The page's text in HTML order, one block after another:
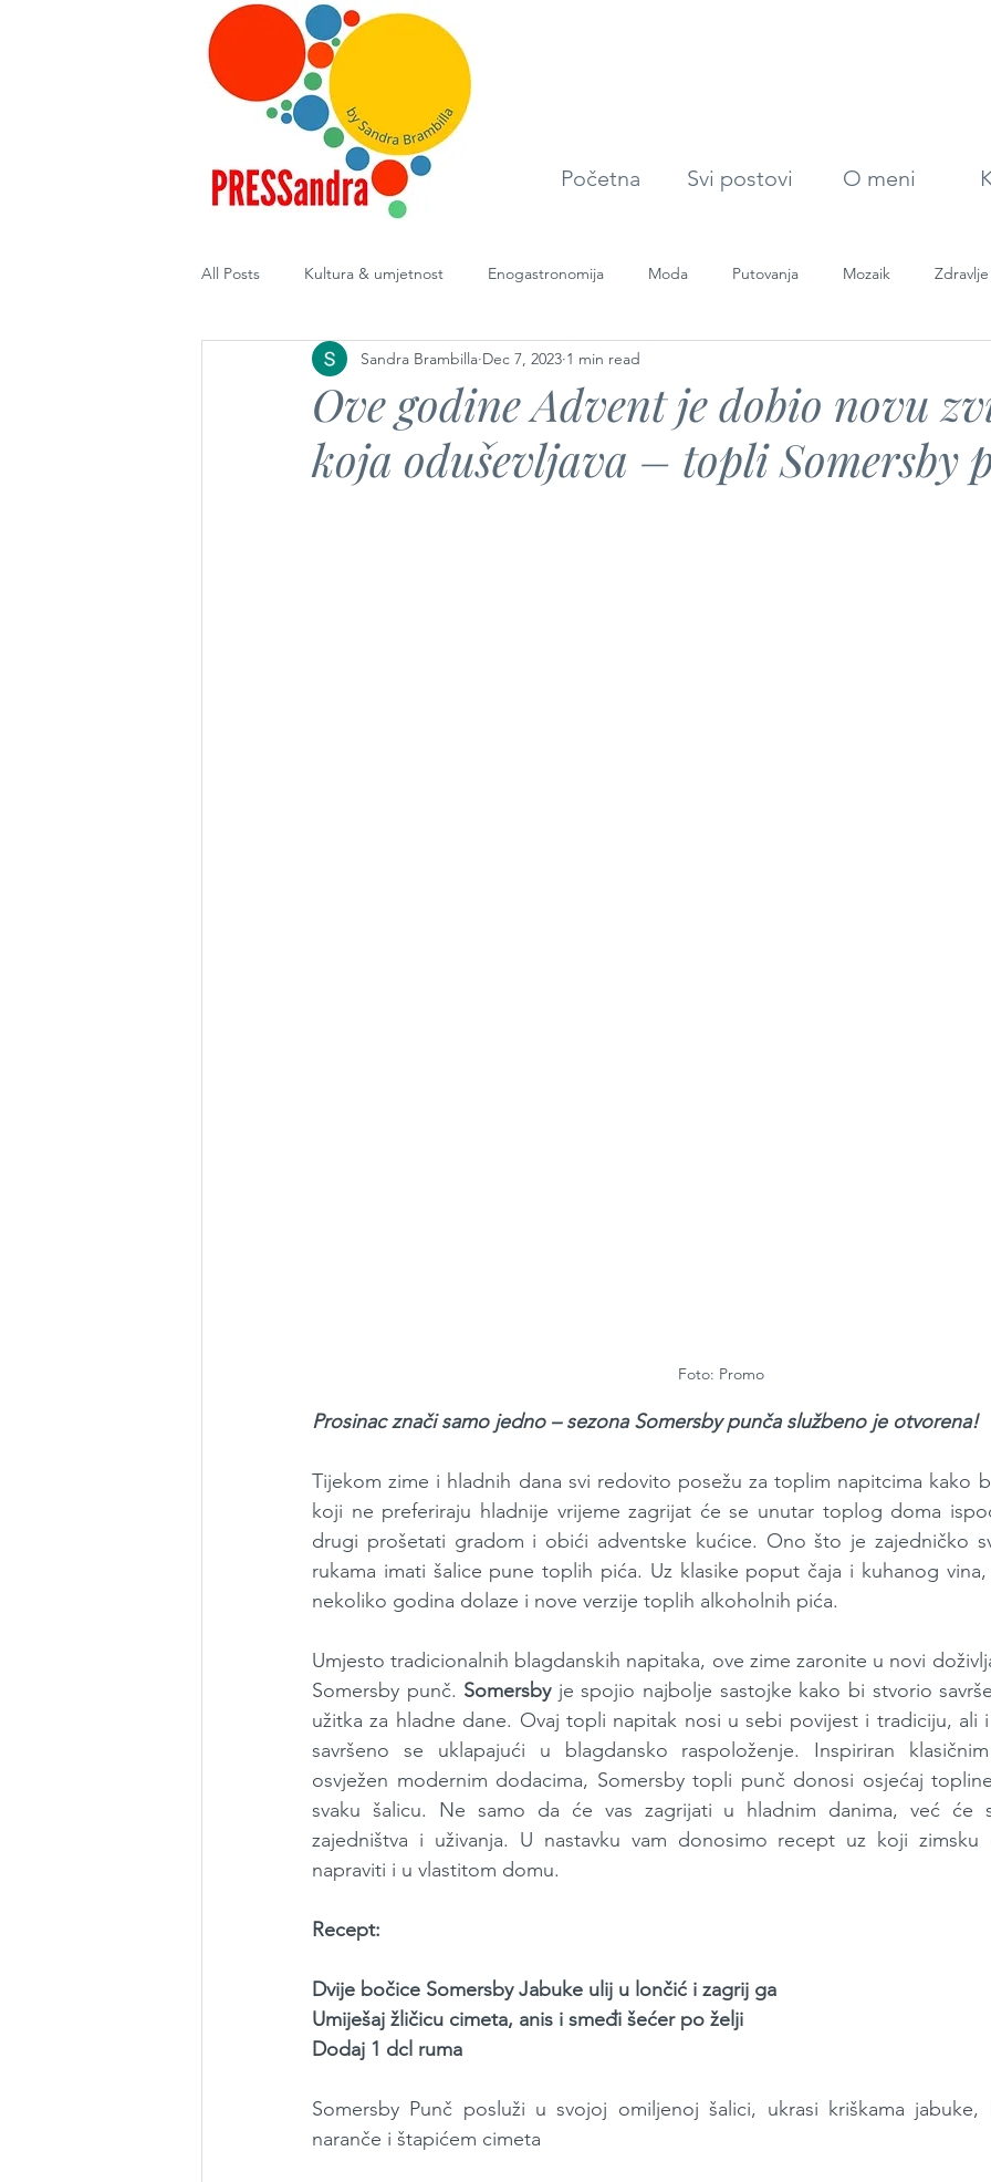
Početna Svi postovi O meni
All Posts Kultura & umjetnost Enogastronomija Moda Putovanja Mozaik Zdravlje
Diplomacija
Ove godine Advent je dobio novu
koja oduševljava – topli Somersby
Sandra Brambilla Dec 7, 2023 1 min read
Foto: Promo
Prosinac znači samo jedno – sezona Somersby punča službeno je otvorena!
Tijekom zime i hladnih dana svi redovito posežu za toplim napitcima kako
koji ne preferiraju hladnije vrijeme zagrijat će se unutar toplog doma
drugi prošetati gradom i obići adventske kućice. Ono što je zajedničko
rukama imati šalice pune toplih pića. Uz klasike poput čaja i kuhanog
nekoliko godina dolaze i nove verzije toplih alkoholnih pića.
Umjesto tradicionalnih blagdanskih napitaka, ove zime zaronite u novi
Somersby punč. Somersby je spojio najbolje sastojke kako bi stvorio
užitka za hladne dane. Ovaj topli napitak nosi u sebi povijest i tradiciju, ali
savršeno se uklapajući u blagdansko raspoloženje. Inspiriran
osvježen modernim dodacima, Somersby topli punč donosi osjećaj
svaku šalicu. Ne samo da će vas zagrijati u hladnim danima, već će
zajedništva i uživanja. U nastavku vam donosimo recept uz koji zimsku
napraviti i u vlastitom domu.
Recept:
Dvije bočice Somersby Jabuke ulij u lončić i zagrij ga
Umiješaj žličicu cimeta, anis i smeđi šećer po želji
Dodaj 1 dcl ruma
Somersby Punč posluži u svojoj omiljenoj šalici, ukrasi kriškama jabuke,
naranče i štapićem cimeta